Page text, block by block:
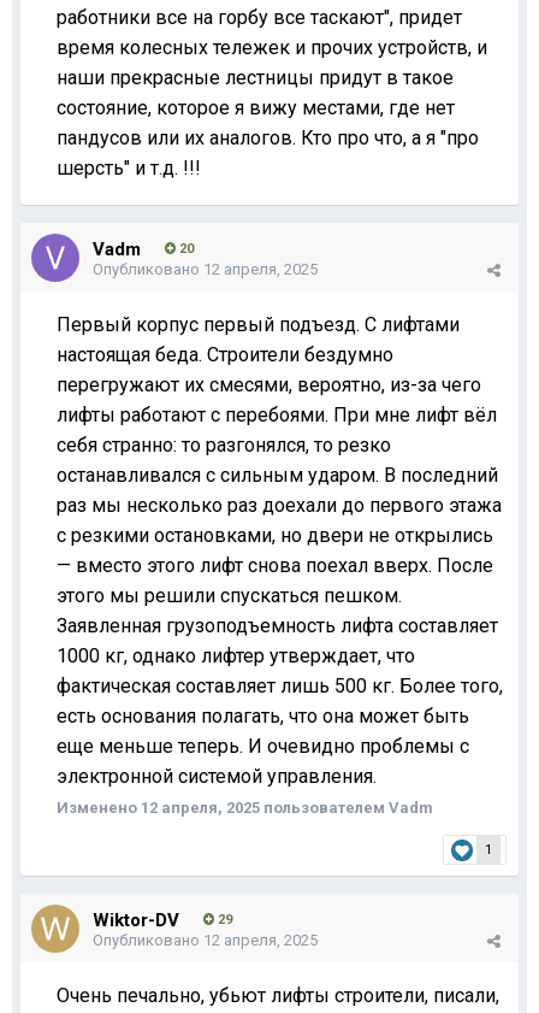
работники все на горбу все таскают", придет
время колесных тележек и прочих устройств, и
наши прекрасные лестницы придут в такое
состояние, которое я вижу местами, где нет
пандусов или их аналогов. Кто про что, а я "про
шерсть" и т.д. !!!
Vadm 20
Опубликовано 12 апреля, 2025
Первый корпус первый подъезд. С лифтами
настоящая беда. Строители бездумно
перегружают их смесями, вероятно, из-за чего
лифты работают с перебоями. При мне лифт вёл
себя странно: то разгонялся, то резко
останавливался с сильным ударом. В последний
раз мы несколько раз доехали до первого этажа
с резкими остановками, но двери не открылись
— вместо этого лифт снова поехал вверх. После
этого мы решили спускаться пешком.
Заявленная грузоподъемность лифта составляет
1000 кг, однако лифтер утверждает, что
фактическая составляет лишь 500 кг. Более того,
есть основания полагать, что она может быть
еще меньше теперь. И очевидно проблемы с
электронной системой управления.
Изменено 12 апреля, 2025 пользователем Vadm
1
Wiktor-DV 29
Опубликовано 12 апреля, 2025
Очень печально, убьют лифты строители, писали,